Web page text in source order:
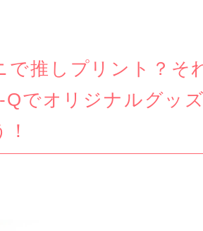
で推しプリント？そ
Qでオリジナルグッ